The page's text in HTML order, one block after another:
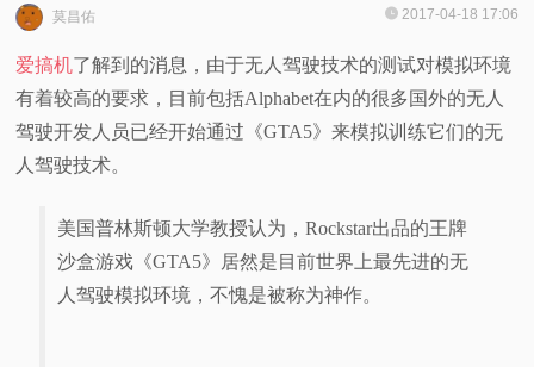
首
页
快
莫昌佑 2017-04-18 17:06
爱搞机了解到的消息，由于无人驾驶技术的测试对模拟环境
有着较高的要求，目前包括Alphabet在内的很多国外的无人
驾驶开发人员已经开始通过《GTA5》来模拟训练它们的无
人驾驶技术。
美国普林斯顿大学教授认为，Rockstar出品的王牌
沙盒游戏《GTA5》居然是目前世界上最先进的无
人驾驶模拟环境，不愧是被称为神作。